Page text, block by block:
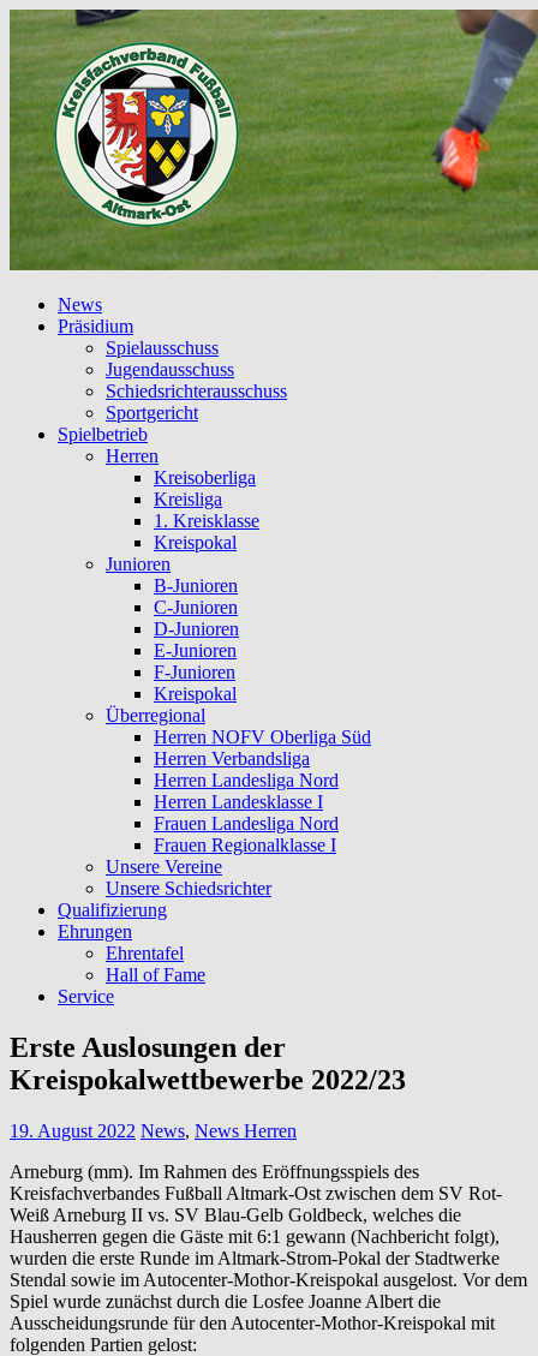
News
Präsidium
Spielausschuss
Jugendausschuss
Schiedsrichterausschuss
Sportgericht
Spielbetrieb
Herren
Kreisoberliga
Kreisliga
1. Kreisklasse
Kreispokal
Junioren
B-Junioren
C-Junioren
D-Junioren
E-Junioren
F-Junioren
Kreispokal
Überregional
Herren NOFV Oberliga Süd
Herren Verbandsliga
Herren Landesliga Nord
Herren Landesklasse I
Frauen Landesliga Nord
Frauen Regionalklasse I
Unsere Vereine
Unsere Schiedsrichter
Qualifizierung
Ehrungen
Ehrentafel
Hall of Fame
Service
Erste Auslosungen der
Kreispokalwettbewerbe 2022/23
19. August 2022 News, News Herren
Arneburg (mm). Im Rahmen des Eröffnungsspiels des
Kreisfachverbandes Fußball Altmark-Ost zwischen dem SV Rot-
Weiß Arneburg II vs. SV Blau-Gelb Goldbeck, welches die
Hausherren gegen die Gäste mit 6:1 gewann (Nachbericht folgt),
wurden die erste Runde im Altmark-Strom-Pokal der Stadtwerke
Stendal sowie im Autocenter-Mothor-Kreispokal ausgelost. Vor dem
Spiel wurde zunächst durch die Losfee Joanne Albert die
Ausscheidungsrunde für den Autocenter-Mothor-Kreispokal mit
folgenden Partien gelost: